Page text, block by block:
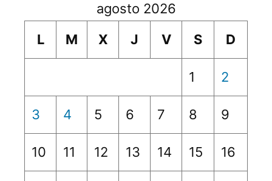
agosto 2026
L
M X J V S D
1 2
3 4 5 6 7 8 9
10 11 12 13 14 15 16